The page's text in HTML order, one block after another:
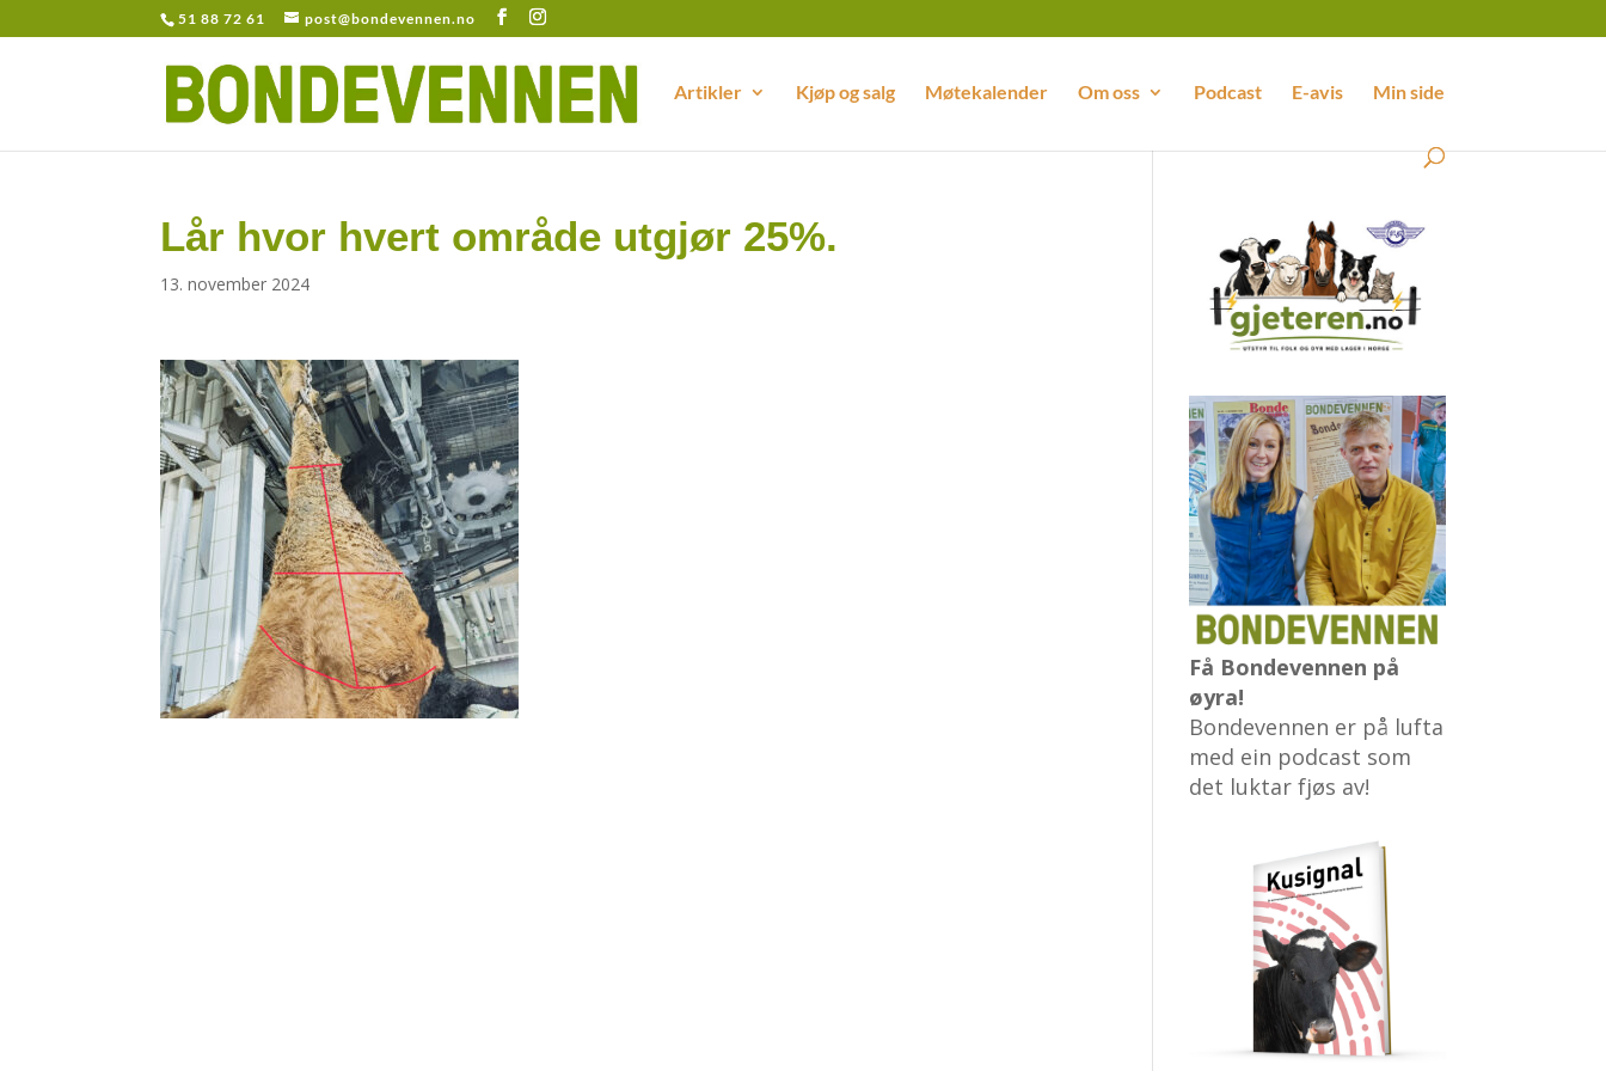
51 88 72 61 post@bondevennen.no
Artikler Kjøp og salg Møtekalender Om oss Podcast E-avis Min side
Lår hvor hvert område utgjør 25%.
13. november 2024
Få Bondevennen på
øyra!
Bondevennen er på lufta
med ein podcast som
det luktar fjøs av!